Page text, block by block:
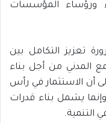
ورؤساء المؤسسات
تعزيز التكامل بين
المدني من أجل بناء
أن الاستثمار في رأس
يشمل بناء قدرات
التنمية.